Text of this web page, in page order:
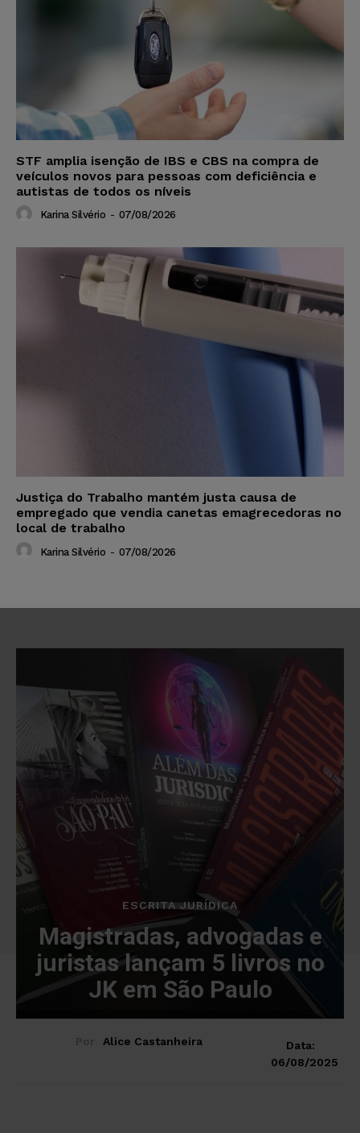
STF amplia isenção de IBS e CBS na compra de
veículos novos para pessoas com deficiência e
autistas de todos os níveis
Karina Silvério - 07/08/2026
Justiça do Trabalho mantém justa causa de
empregado que vendia canetas emagrecedoras no
local de trabalho
Karina Silvério - 07/08/2026